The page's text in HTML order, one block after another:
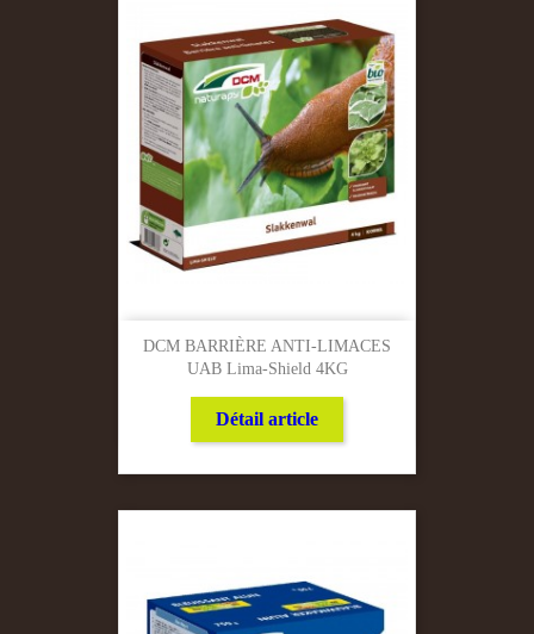
DCM BARRIÈRE ANTI-LIMACES
UAB Lima-Shield 4KG
Détail article